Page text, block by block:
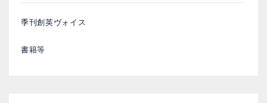
季刊創英ヴォイス
書籍等